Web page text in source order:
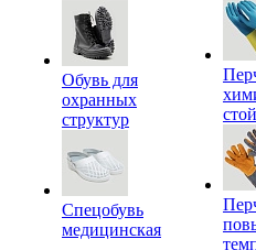
Обувь для
охранных
структур
Спецобувь
медицинская